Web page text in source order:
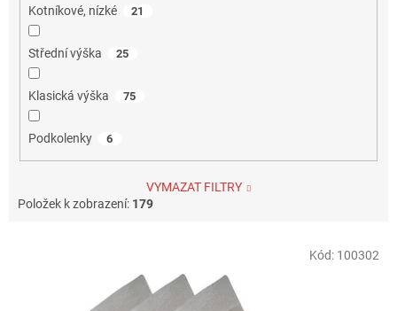
Kotníkové, nízké 21
Střední výška 25
Klasická výška 75
Podkolenky 6
VYMAZAT FILTRY
Položek k zobrazení: 179
Kód: 100302